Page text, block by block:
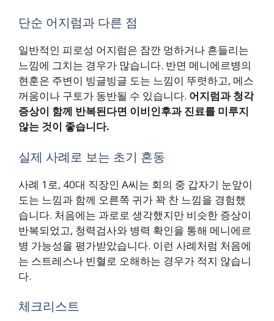
단순 어지럼과 다른 점
일반적인 피로성 어지럼은 잠깐 멍하거나 흔들리는
느낌에 그치는 경우가 많습니다. 반면 메니에르병의
현훈은 주변이 빙글빙글 도는 느낌이 뚜렷하고, 메스
꺼움이나 구토가 동반될 수 있습니다. 어지럼과 청각
증상이 함께 반복된다면 이비인후과 진료를 미루지
않는 것이 좋습니다.
실제 사례로 보는 초기 혼동
사례 1로, 40대 직장인 A씨는 회의 중 갑자기 눈앞이
도는 느낌과 함께 오른쪽 귀가 꽉 찬 느낌을 경험했
습니다. 처음에는 과로로 생각했지만 비슷한 증상이
반복되었고, 청력검사와 병력 확인을 통해 메니에르
병 가능성을 평가받았습니다. 이런 사례처럼 처음에
는 스트레스나 빈혈로 오해하는 경우가 적지 않습니
다.
체크리스트